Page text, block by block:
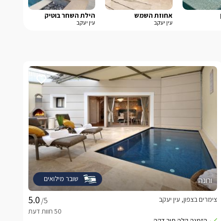
אחוזת השמש
עין יעקב
הילת השחר בוטיק
עין יעקב
שובר מילואים
ורונה
/5
צימרים בצפון, עין יעקב